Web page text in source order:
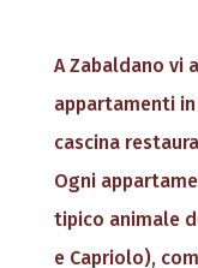
A Zabaldano vi
appartamenti
cascina
Ogni
tipico animale
e Capriolo),